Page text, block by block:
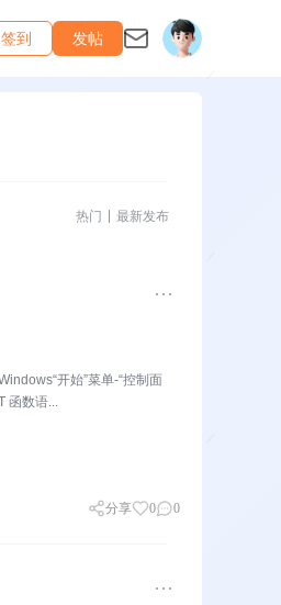
签到 发帖
热门 最新发布
开始”菜单-“控制面
函数语...
分享 0 0